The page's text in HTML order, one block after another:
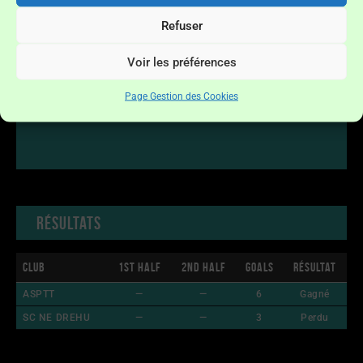
Refuser
Voir les préférences
Page Gestion des Cookies
Résultats
Club 1st Half 2nd Half Goals Résultat
ASPTT — — 6 Gagné
SC NE DREHU — — 3 Perdu